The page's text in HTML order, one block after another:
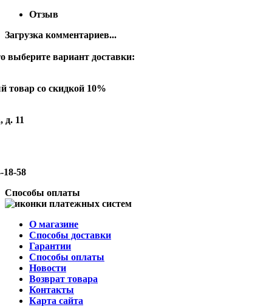
Отзыв
Загрузка комментариев...
выберите вариант доставки:
товар со скидкой 10%
д. 11
18-58
Способы оплаты
О магазине
Способы доставки
Гарантии
Способы оплаты
Новости
Возврат товара
Контакты
Карта сайта